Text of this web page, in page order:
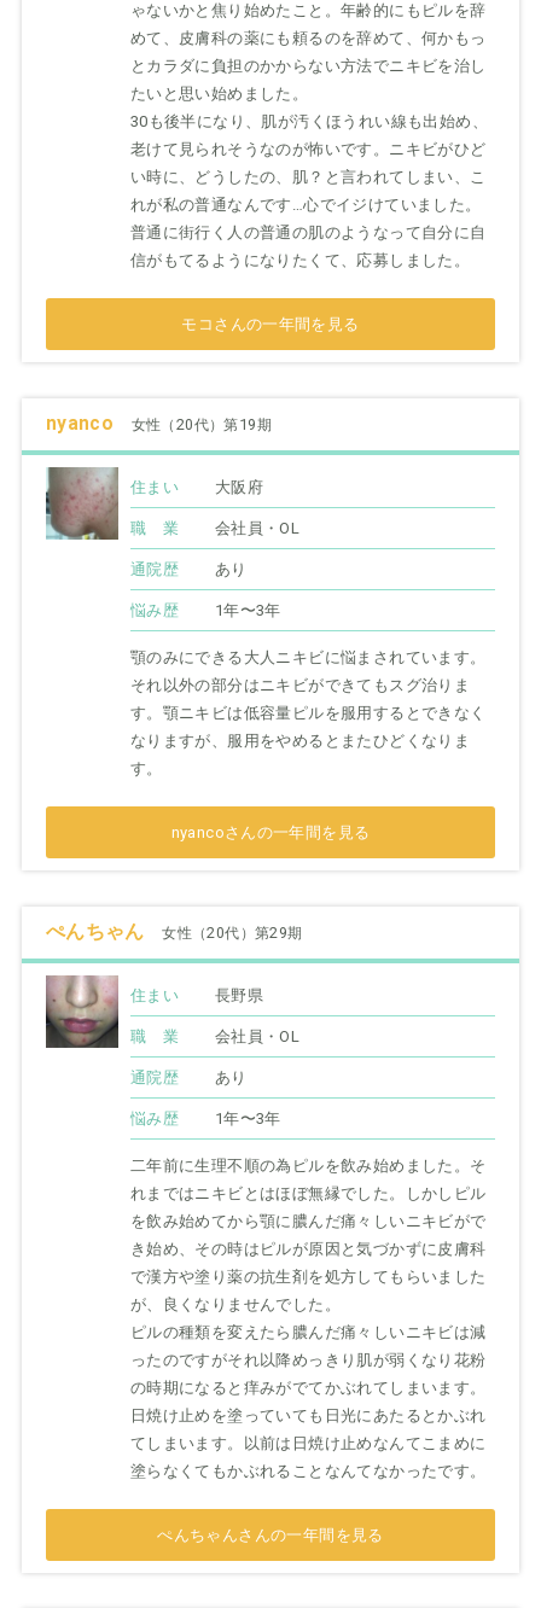
ゃないかと焦り始めたこと。年齢的にもピルを辞
めて、皮膚科の薬にも頼るのを辞めて、何かもっ
とカラダに負担のかからない方法でニキビを治し
たいと思い始めました。
30も後半になり、肌が汚くほうれい線も出始め、
老けて見られそうなのが怖いです。ニキビがひど
い時に、どうしたの、肌？と言われてしまい、こ
れが私の普通なんです…心でイジけていました。
普通に街行く人の普通の肌のようなって自分に自
信がもてるようになりたくて、応募しました。
モコさんの一年間を見る
nyanco 女性（20代）第19期
住まい 大阪府
職 業 会社員・OL
通院歴 あり
悩み歴 1年〜3年
顎のみにできる大人ニキビに悩まされています。
それ以外の部分はニキビができてもスグ治りま
す。顎ニキビは低容量ピルを服用するとできなく
なりますが、服用をやめるとまたひどくなりま
す。
nyancoさんの一年間を見る
ぺんちゃん 女性（20代）第29期
住まい 長野県
職 業 会社員・OL
通院歴 あり
悩み歴 1年〜3年
二年前に生理不順の為ピルを飲み始めました。そ
れまではニキビとはほぼ無縁でした。しかしピル
を飲み始めてから顎に膿んだ痛々しいニキビがで
き始め、その時はピルが原因と気づかずに皮膚科
で漢方や塗り薬の抗生剤を処方してもらいました
が、良くなりませんでした。
ピルの種類を変えたら膿んだ痛々しいニキビは減
ったのですがそれ以降めっきり肌が弱くなり花粉
の時期になると痒みがでてかぶれてしまいます。
日焼け止めを塗っていても日光にあたるとかぶれ
てしまいます。以前は日焼け止めなんてこまめに
塗らなくてもかぶれることなんてなかったです。
ぺんちゃんさんの一年間を見る